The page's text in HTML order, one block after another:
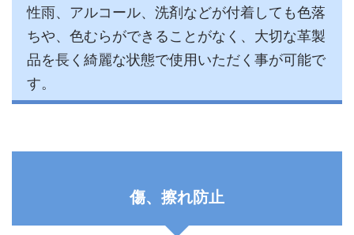
性雨、アルコール、洗剤などが付着しても色落
ちや、色むらができることがなく、大切な革製
品を長く綺麗な状態で使用いただく事が可能で
す。
傷、擦れ防止